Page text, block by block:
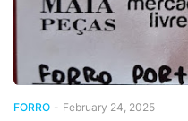
FORRO - February 24, 2025